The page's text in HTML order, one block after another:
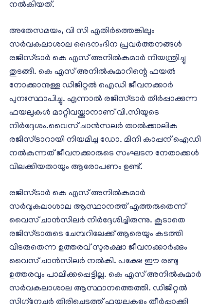
നല്‍കിയത്.
അതേസമയം, വി സി എതിര്‍ത്തെങ്കിലും
സര്‍വകലാശാല ദൈനംദിന പ്രവര്‍ത്തനങ്ങള്‍
രജിസ്ട്രാര്‍ കെ എസ് അനില്‍കുമാര്‍ നിയന്ത്രിച്ചു
തുടങ്ങി. കെ എസ് അനില്‍കുമാറിന്റെ ഫയല്‍
നോക്കാനുള്ള ഡിജിറ്റല്‍ ഐഡി ജീവനക്കാര്‍
പുനഃസ്ഥാപിച്ചു. എന്നാല്‍ രജിസ്ട്രാര്‍ തീര്‍പ്പാക്കുന്ന
ഫയലുകള്‍ മാറ്റിവയ്ക്കാനാണ് വി.സിയുടെ
നിര്‍ദ്ദേശം.വൈസ് ചാന്‍സലര്‍ താല്‍ക്കാലിക
രജിസ്ട്രാറായി നിയമിച്ച ഡോ. മിനി കാപ്പന് ഐഡി
നല്‍കുന്നത് ജീവനക്കാരുടെ സംഘടന നേതാക്കള്‍
വിലക്കിയതായും ആരോപണം ഉണ്ട്.
രജിസ്ട്രാര്‍ കെ എസ് അനില്‍കുമാര്‍
സര്‍വ്വകലാശാല ആസ്ഥാനത്ത് എത്തരുതെന്ന്
വൈസ് ചാന്‍സിലര്‍ നിര്‍ദ്ദേശിച്ചിരുന്നു. കൂടാതെ
രജിസ്ട്രാരുടെ ചേമ്പറിലേക്ക് ആരെയും കടത്തി
വിടരുതെന്ന ഉത്തരവ് സുരക്ഷാ ജീവനക്കാര്‍ക്കും
വൈസ് ചാന്‍സിലര്‍ നല്‍കി. പക്ഷേ ഈ രണ്ടു
ഉത്തരവും പാലിക്കപ്പെട്ടില്ല. കെ എസ് അനില്‍കുമാര്‍
സര്‍വകലാശാല ആസ്ഥാനത്തെത്തി. ഡിജിറ്റല്‍